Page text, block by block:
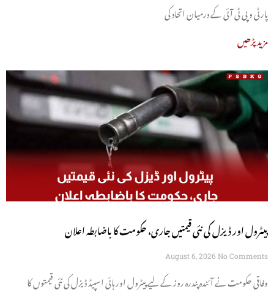
پارٹی و پی ٹی آئی کے درمیان اتحاد کی
مزید پڑھیں
پیٹرول اور ڈیزل کی نئی قیمتیں جاری، حکومت کا باضابطہ اعلان
August 6, 2026 No Comments
وفاقی حکومت نے آئندہ پندرہ روز کے لیے پیٹرول اور ہائی اسپیڈ ڈیزل کی نئی قیمتوں کا